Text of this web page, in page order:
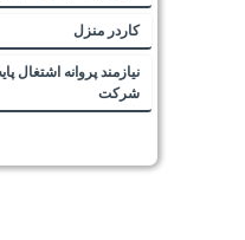
کاردر منزل
شرکت